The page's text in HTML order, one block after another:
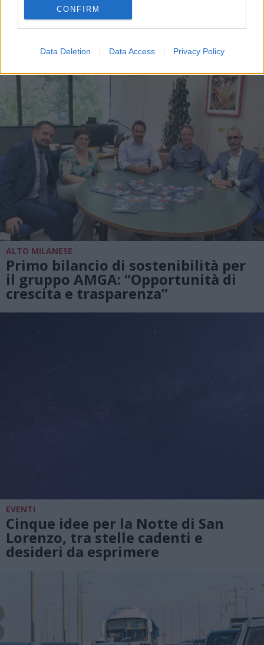
CONFIRM
Data Deletion Data Access Privacy Policy
STOP ALLE TRUFFE
Tentata truffa telefonica con finto
maresciallo a Parabiago
ALTO MILANESE
Primo bilancio di sostenibilità per
il gruppo AMGA: “Opportunità di
crescita e trasparenza”
EVENTI
Cinque idee per la Notte di San
Lorenzo, tra stelle cadenti e
desideri da esprimere